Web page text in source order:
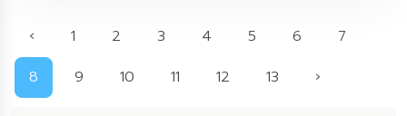
‹ 1 2 3 4 5 6
7
8
9 10 11 12 13 ›